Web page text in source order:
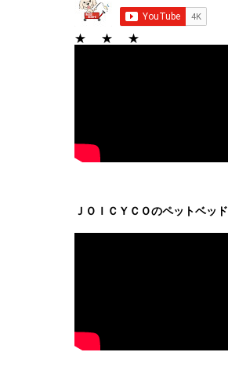
★ ★ ★
ＪＯＩＣＹＣＯのペットベッド